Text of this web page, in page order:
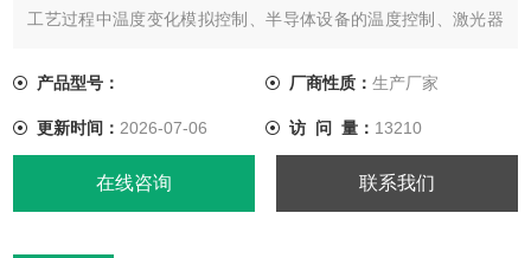
工艺过程中温度变化模拟控制、半导体设备的温度控制、激光器
产品型号：
厂商性质： 生产厂家
更新时间： 2026-07-06 访 问 量： 13210
在线咨询 联系我们